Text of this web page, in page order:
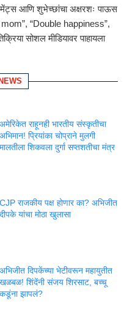
कमेंट्स आणि शुभेच्छांचा अक्षरशः पाऊस
“Double happiness”,
सोशल मीडियावर पाहायला
अमेरिकेत राहूनही भारतीय संस्कृतीचा
अभिमान! प्रियांका चोप्राने मुलगी
मालतीला शिकवला दुर्गा सप्तशतीचा मंत्र
CJP राजकीय पक्ष होणार का? अभिजीत
दीपके यांचा मोठा खुलासा
अभिजीत दिपकेंच्या भेटीवरून महायुतीत
खळबळ! शिंदेंनी संजय शिरसाट, बच्चू
कडूंना झापलं?